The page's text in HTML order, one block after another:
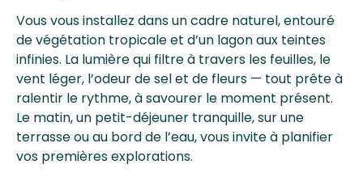
Vous vous installez dans un cadre naturel, entouré
de végétation tropicale et d’un lagon aux teintes
infinies. La lumière qui filtre à travers les feuilles, le
vent léger, l’odeur de sel et de fleurs — tout prête à
ralentir le rythme, à savourer le moment présent.
Le matin, un petit-déjeuner tranquille, sur une
terrasse ou au bord de l’eau, vous invite à planifier
vos premières explorations.